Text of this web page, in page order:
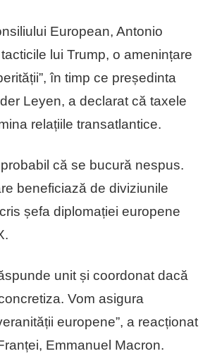
European, Antonio
lui Trump, o amenințare
în timp ce președinta
Leyen, a declarat că taxele
relațiile transatlantice.
că se bucură nespus.
beneficiază de diviziunile
șefa diplomației europene
unit și coordonat dacă
Vom asigura
europene”, a reacționat
Emmanuel Macron.